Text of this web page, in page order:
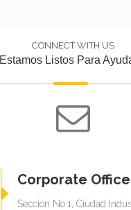
CONNECT WITH US
Estamos Listos Para
Corporate
Sección No.1, Ciudad